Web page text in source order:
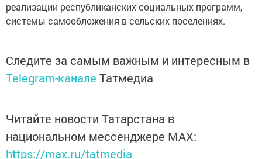
реализации республиканских социальных программ,
системы самообложения в сельских поселениях.
Следите за самым важным и интересным в
Telegram-канале Татмедиа
Читайте новости Татарстана в
национальном мессенджере MАХ:
https://max.ru/tatmedia